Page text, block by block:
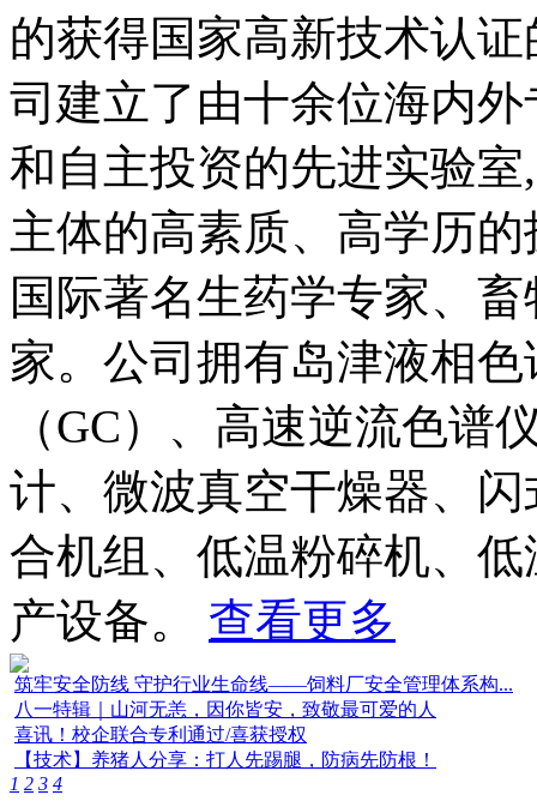
的获得国家高新技术认
司建立了由十余位海内
和自主投资的先进实验
主体的高素质、高学历
国际著名生药学专家、
家。公司拥有岛津液相
（GC）、高速逆流色谱
计、微波真空干燥器、
合机组、低温粉碎机、
产设备。 查看更多
筑牢安全防线 守护行业生命线——饲料厂安全管理体系构...
八一特辑｜山河无恙，因你皆安，致敬最可爱的人
喜讯！校企联合专利通过/喜获授权
【技术】养猪人分享：打人先踢腿，防病先防根！
1 2 3 4